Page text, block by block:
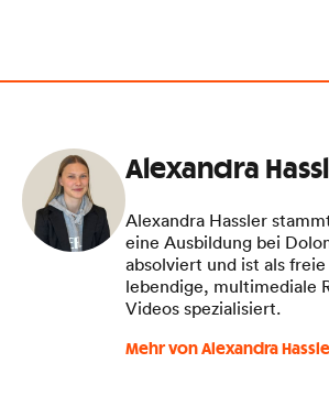
Alexandra
Alexandra Hassler
eine Ausbildung bei
absolviert und ist als
lebendige, multimediale
Videos spezialisiert.
Mehr von Alexandra